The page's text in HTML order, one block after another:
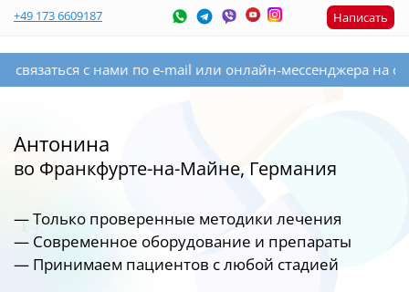
+49 173 6609187 Написать
с нами по e-mail или онлайн-мессенджера на
Антонина
во Франкфурте-на-Майне, Германия
— Только проверенные методики лечения
— Современное оборудование и препараты
— Принимаем пациентов с любой стадией